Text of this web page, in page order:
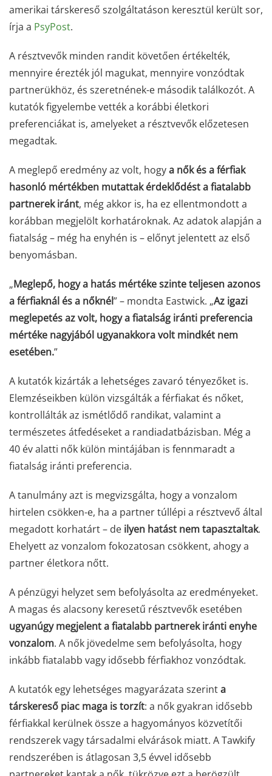
amerikai társkereső szolgáltatáson keresztül került sor,
írja a PsyPost.
A résztvevők minden randit követően értékelték,
mennyire érezték jól magukat, mennyire vonzódtak
partnerükhöz, és szeretnének-e második találkozót. A
kutatók figyelembe vették a korábbi életkori
preferenciákat is, amelyeket a résztvevők előzetesen
megadtak.
A meglepő eredmény az volt, hogya nők és a férfiak
hasonló mértékben mutattak érdeklődést a fiatalabb
partnerek iránt, még akkor is, ha ez ellentmondott a
korábban megjelölt korhatároknak. Az adatok alapján a
fiatalság – még ha enyhén is – előnyt jelentett az első
benyomásban.
„Meglepő, hogy a hatás mértéke szinte teljesen azonos
a férfiaknál és a nőknél” – mondta Eastwick. „Az igazi
meglepetés az volt, hogy a fiatalság iránti preferencia
mértéke nagyjából ugyanakkora volt mindkét nem
esetében.”
A kutatók kizárták a lehetséges zavaró tényezőket is.
Elemzéseikben külön vizsgálták a férfiakat és nőket,
kontrollálták az ismétlődő randikat, valamint a
természetes átfedéseket a randiadatbázisban. Még a
40 év alatti nők külön mintájában is fennmaradt a
fiatalság iránti preferencia.
A tanulmány azt is megvizsgálta, hogy a vonzalom
hirtelen csökken-e, ha a partner túllépi a résztvevő által
megadott korhatárt – de ilyen hatást nem tapasztaltak.
Ehelyett az vonzalom fokozatosan csökkent, ahogy a
partner életkora nőtt.
A pénzügyi helyzet sem befolyásolta az eredményeket.
A magas és alacsony keresetű résztvevők esetében
ugyanúgy megjelent a fiatalabb partnerek iránti enyhe
vonzalom. A nők jövedelme sem befolyásolta, hogy
inkább fiatalabb vagy idősebb férfiakhoz vonzódtak.
A kutatók egy lehetséges magyarázata szerinta
társkereső piac maga is torzít: a nők gyakran idősebb
férfiakkal kerülnek össze a hagyományos közvetítői
rendszerek vagy társadalmi elvárások miatt. A Tawkify
rendszerében is átlagosan 3,5 évvel idősebb